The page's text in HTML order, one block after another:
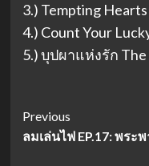
3.) Tempting
4.) Count Your
5.) บุปผาแห่งรัก
Post
Navigation
Previous
ลมเล่นไฟ EP.17: พร